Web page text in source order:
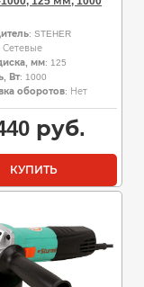
: STEHER
Сетевые
мм: 125
Вт: 1000
оборотов: Нет
руб.
КУПИТЬ